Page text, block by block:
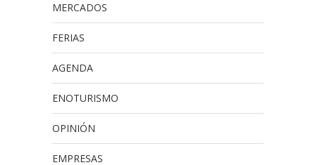
MERCADOS
FERIAS
AGENDA
ENOTURISMO
OPINIÓN
EMPRESAS